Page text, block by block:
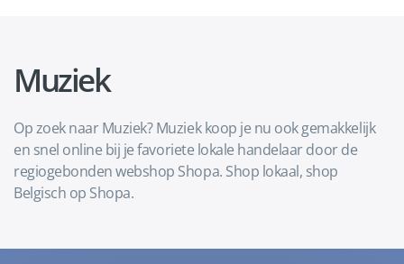
Muziek
Op zoek naar Muziek? Muziek koop je nu ook gemakkelijk
en snel online bij je favoriete lokale handelaar door de
regiogebonden webshop Shopa. Shop lokaal, shop
Belgisch op Shopa.